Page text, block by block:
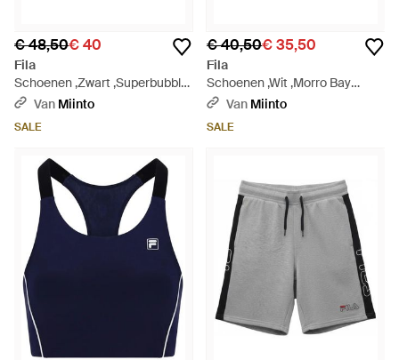
€ 48,50€ 40
Fila
Schoenen ,Zwart ,Superbubble
Slide - Zwart
Van Miinto
SALE
€ 40,50€ 35,50
Fila
Schoenen ,Wit ,Morro Bay
Slipper - Blauw
Van Miinto
SALE